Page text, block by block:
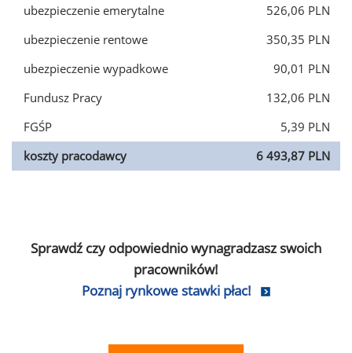
ubezpieczenie emerytalne
526,06 PLN
ubezpieczenie rentowe
350,35 PLN
ubezpieczenie wypadkowe
90,01 PLN
Fundusz Pracy
132,06 PLN
FGŚP
5,39 PLN
koszty pracodawcy
6 493,87 PLN
Sprawdź czy odpowiednio wynagradzasz swoich
pracowników!
Poznaj rynkowe stawki płac!